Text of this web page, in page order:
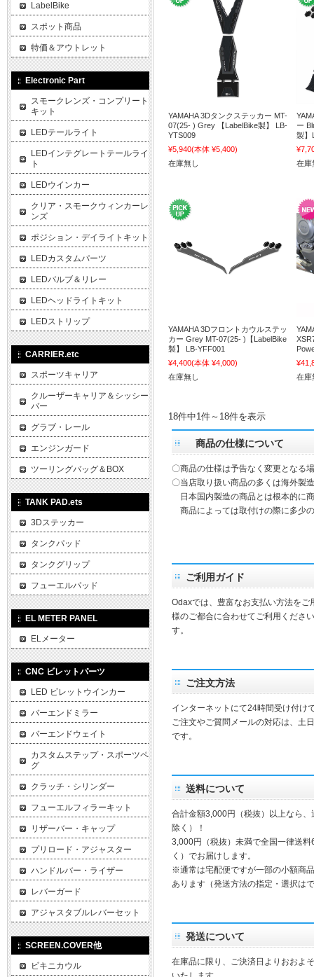
YAMAHA 3Dタンクステッカー MT-
07(25- ) Grey 【LabelBike製】 LB-
YTS009
¥5,940(本体 ¥5,400)
在庫無し
ー
製】
在庫
YAMAHA 3Dフロントカウルステッ
カー Grey MT-07(25- )【LabelBike
製】 LB-YFF001
¥4,400(本体 ¥4,000)
在庫無し
在庫
18件中1件～18件を表示
商品の仕様について
〇商品の仕様は予告なく変更となる
〇当店取り扱い商品の多くは海外製
日本国内製造の商品とは根本的に
商品によっては取付けの際に多少
ご利用ガイド
Odaxでは、豊富なお支払い方法を
様のご都合に合わせてご利用くださ
す。
ご注文方法
インターネットにて24時間受け付け
ご注文やご質問メールの対応は、土
です。
送料について
合計金額3,000円（税抜）以上なら
除く）！
3,000円（税抜）未満で全国一律送
く）でお届けします。
※通常は宅配便ですが一部の小額商
あります（発送方法の指定・選択は
発送について
在庫品に限り、ご決済日よりおおよ
LabelBike
スポット商品
特価＆アウトレット
Electronic Part
スモークレンズ・コンプリート
キット
LEDテールライト
LEDインテグレートテールライ
ト
LEDウインカー
クリア・スモークウィンカーレ
ンズ
ポジション・デイライトキット
LEDカスタムパーツ
LEDバルブ＆リレー
LEDヘッドライトキット
LEDストリップ
CARRIER.etc
スポーツキャリア
クルーザーキャリア＆シッシー
バー
グラブ・レール
エンジンガード
ツーリングバッグ＆BOX
TANK PAD.ets
3Dステッカー
タンクパッド
タンクグリップ
フューエルパッド
EL METER PANEL
ELメーター
CNC ビレットパーツ
LED ビレットウインカー
バーエンドミラー
バーエンドウェイト
カスタムステップ・スポーツペ
グ
クラッチ・シリンダー
フューエルフィラーキット
リザーバー・キャップ
プリロード・アジャスター
ハンドルバー・ライザー
レバーガード
アジャスタブルレバーセット
SCREEN.COVER他
ビキニカウル